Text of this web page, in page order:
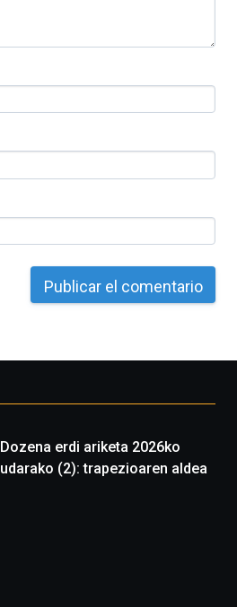
Dozena erdi ariketa 2026ko
udarako (2): trapezioaren aldea